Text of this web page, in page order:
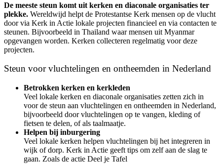
De meeste steun komt uit kerken en diaconale organisaties ter
plekke. Wereldwijd helpt de Protestantse Kerk mensen op de vlucht
door via Kerk in Actie lokale projecten financieel en via contacten te
steunen. Bijvoorbeeld in Thailand waar mensen uit Myanmar
opgevangen worden. Kerken collecteren regelmatig voor deze
projecten.
Steun voor vluchtelingen en ontheemden in Nederland
Betrokken kerken en kerkleden
Veel lokale kerken en diaconale organisaties zetten zich in
voor de steun aan vluchtelingen en ontheemden in Nederland,
bijvoorbeeld door vluchtelingen op te vangen, kleding of
fietsen te delen, of als taalmaatje.
Helpen bij inburgering
Veel lokale kerken helpen vluchtelingen bij het integreren in
wijk of dorp. Kerk in Actie geeft tips om zelf aan de slag te
gaan. Zoals de actie Deel je Tafel